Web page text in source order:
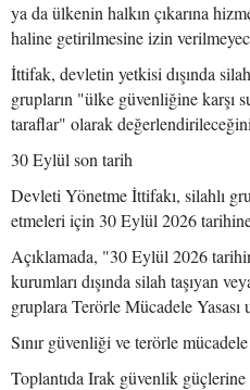
ya da ülkenin halkın çıkarına
haline getirilmesine izin
İttifak, devletin yetkisi dışında
grupların "ülke güvenliğine karşı
taraflar" olarak
30 Eylül son tarih
Devleti Yönetme İttifakı, silahlı
etmeleri için 30 Eylül 2026 tarihine
Açıklamada, "30 Eylül 2026
kurumları dışında silah taşıyan
gruplara Terörle Mücadele
Sınır güvenliği ve terörle
Toplantıda Irak güvenlik güçlerine